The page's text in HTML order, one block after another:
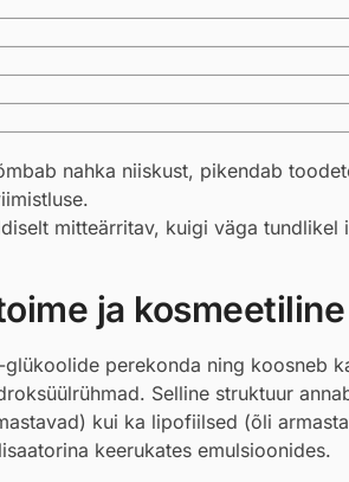
nahka niiskust, pikendab
mitteärritav, kuigi väga
ja
perekonda ning koosneb
Selline struktuur
kui ka lipofiilsed (õli
keerukates emulsioonides.